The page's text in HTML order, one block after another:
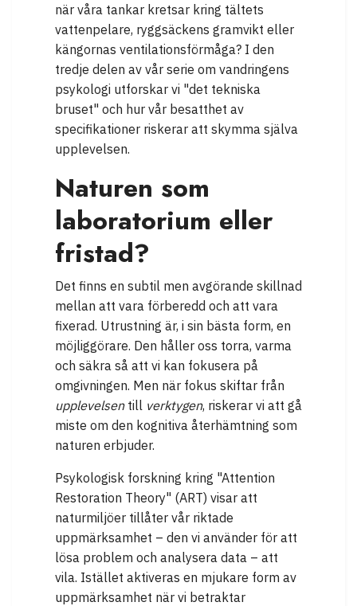
när våra tankar kretsar kring tältets
vattenpelare, ryggsäckens gramvikt eller
kängornas ventilationsförmåga? I den
tredje delen av vår serie om vandringens
psykologi utforskar vi "det tekniska
bruset" och hur vår besatthet av
specifikationer riskerar att skymma själva
upplevelsen.
Naturen som
laboratorium eller
fristad?
Det finns en subtil men avgörande skillnad
mellan att vara förberedd och att vara
fixerad. Utrustning är, i sin bästa form, en
möjliggörare. Den håller oss torra, varma
och säkra så att vi kan fokusera på
omgivningen. Men när fokus skiftar från
upplevelsentill verktygen, riskerar vi att gå
miste om den kognitiva återhämtning som
naturen erbjuder.
Psykologisk forskning kring "Attention
Restoration Theory" (ART) visar att
naturmiljöer tillåter vår riktade
uppmärksamhet – den vi använder för att
lösa problem och analysera data – att
vila. Istället aktiveras en mjukare form av
uppmärksamhet när vi betraktar